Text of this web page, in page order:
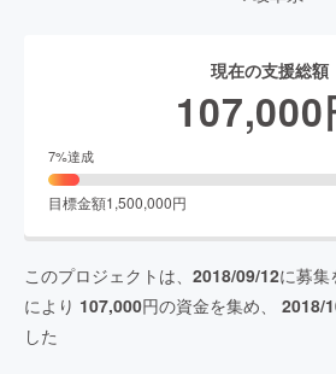
現在の支援総額
107,000
7%達成
目標金額1,500,000円
このプロジェクトは、 2018/09/12に募集
により 107,000円の資金を集め、 2018/
した